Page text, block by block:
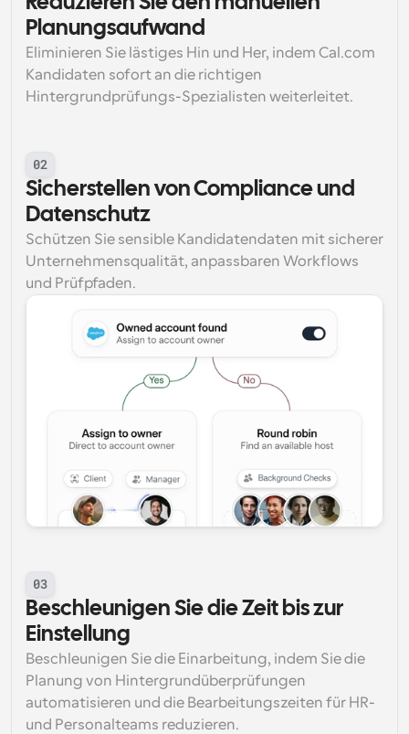
Planungsaufwand
Eliminieren Sie lästiges Hin und Her, indem Cal.com
Kandidaten sofort an die richtigen
Hintergrundprüfungs-Spezialisten weiterleitet.
02
Sicherstellen von Compliance und
Datenschutz
Schützen Sie sensible Kandidatendaten mit sicherer
Unternehmensqualität, anpassbaren Workflows
und Prüfpfaden.
03
Beschleunigen Sie die Zeit bis zur
Einstellung
Beschleunigen Sie die Einarbeitung, indem Sie die
Planung von Hintergrundüberprüfungen
automatisieren und die Bearbeitungszeiten für HR-
und Personalteams reduzieren.